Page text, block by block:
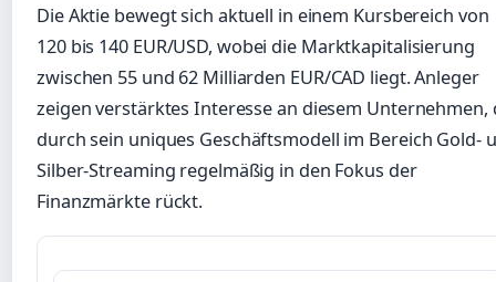
Die Aktie bewegt sich aktuell in einem Kursbereich von
120 bis 140 EUR/USD, wobei die Marktkapitalisierung
zwischen 55 und 62 Milliarden EUR/CAD liegt. Anleger
zeigen verstärktes Interesse an diesem Unternehmen,
durch sein uniques Geschäftsmodell im Bereich Gold-
Silber-Streaming regelmäßig in den Fokus der
Finanzmärkte rückt.